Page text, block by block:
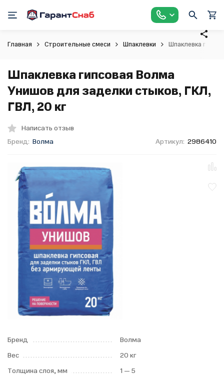
Главная Строительные смеси Шпаклевки Шпаклевка
Шпаклевка гипсовая Волма
Унишов для заделки стыков, ГКЛ,
ГВЛ, 20 кг
Написать отзыв
Бренд: Волма Артикул: 2986410
Бренд
Волма
Вес
20 кг
Толщина слоя, мм
1 — 5